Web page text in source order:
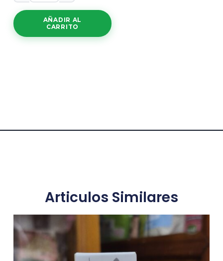
cantidad
AÑADIR AL
CARRITO
Articulos Similares